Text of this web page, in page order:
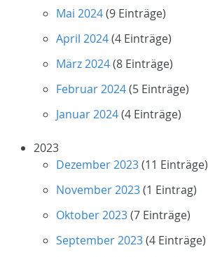
Mai 2024(9 Einträge)
April 2024(4 Einträge)
März 2024(8 Einträge)
Februar 2024(5 Einträge)
Januar 2024(4 Einträge)
2023
Dezember 2023(11 Einträge)
November 2023(1 Eintrag)
Oktober 2023(7 Einträge)
September 2023(4 Einträge)